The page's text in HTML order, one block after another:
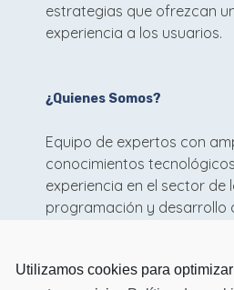
estrategias que ofrezcan
experiencia a los usuarios.
¿Quienes Somos?
Equipo de expertos con
conocimientos
experiencia en el sector de
programación y desarrollo
desarrollar tus ideas mas
Utilizamos cookies para